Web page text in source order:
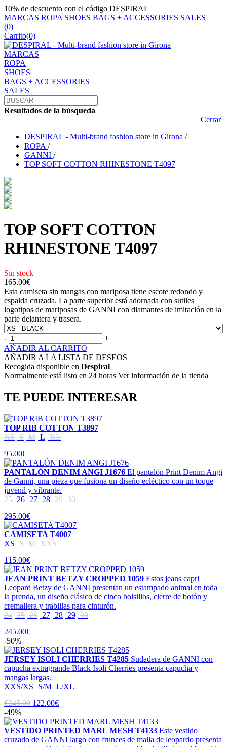
10% de descuento con el código DESPIRAL
MARCAS ROPA SHOES BAGS + ACCESSORIES SALES
(0)
Carrito(0)
MARCAS
ROPA
SHOES
BAGS + ACCESSORIES
SALES
Resultados de la búsqueda
Cerrar
DESPIRAL - Multi-brand fashion store in Girona /
ROPA /
GANNI /
TOP SOFT COTTON RHINESTONE T4097
TOP SOFT COTTON
RHINESTONE T4097
Sin stock
165.00€
Esta camiseta sin mangas con mariposa tiene escote redondo y
espalda cruzada. La parte superior está adornada con sutiles
logotipos de mariposas de GANNI con diamantes de imitación en la
parte delantera y trasera.
-
+
AÑADIR AL CARRITO
AÑADIR A LA LISTA DE DESEOS
Recogida disponible en Despiral
Normalmente está listo en 24 horas Ver información de la tienda
TE PUEDE INTERESAR
TOP RIB COTTON T3897
XS S M L XL
95.00€
PANTALÓN DENIM ANGI J1676 El pantalón Print Denim Angi
de Ganni, una pieza que fusiona un diseño ecléctico con un toque
juvenil y vibrante.
25 26 27 28 29 30
295.00€
CAMISETA T4007
XS S M XXS
115.00€
JEAN PRINT BETZY CROPPED 1059 Estos jeans capri
Leopard Betzy de GANNI presentan un estampado animal en toda
la prenda, un diseño clásico de cinco bolsillos, cierre de botón y
cremallera y trabillas para cinturón.
24 25 26 27 28 29 30
245.00€
-50%
JERSEY ISOLI CHERRIES T4285 Sudadera de GANNI con
capucha extragrande Black Isoli Cherries presenta capucha y
mangas largas.
XXS/XS
S/M L/XL
€245.00 122.00€
-49%
VESTIDO PRINTED MARL MESH T4133 Este vestido
cruzado de GANNI largo con frunces de malla de leopardo presenta